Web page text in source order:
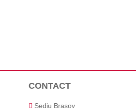
CONTACT
Sediu Brasov